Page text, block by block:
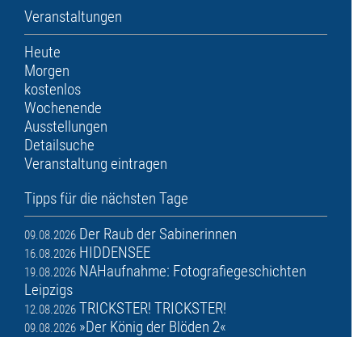
Veranstaltungen
Heute
Morgen
kostenlos
Wochenende
Ausstellungen
Detailsuche
Veranstaltung eintragen
Tipps für die nächsten Tage
09.08.2026 Der Raub der Sabinerinnen
16.08.2026 HIDDENSEE
19.08.2026 NAHaufnahme: Fotografiegeschichten
Leipzigs
12.08.2026 TRICKSTER! TRICKSTER!
09.08.2026 »Der König der Blöden 2«